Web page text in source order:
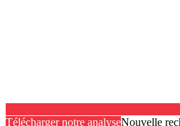
Télécharger notre analyseNouvelle